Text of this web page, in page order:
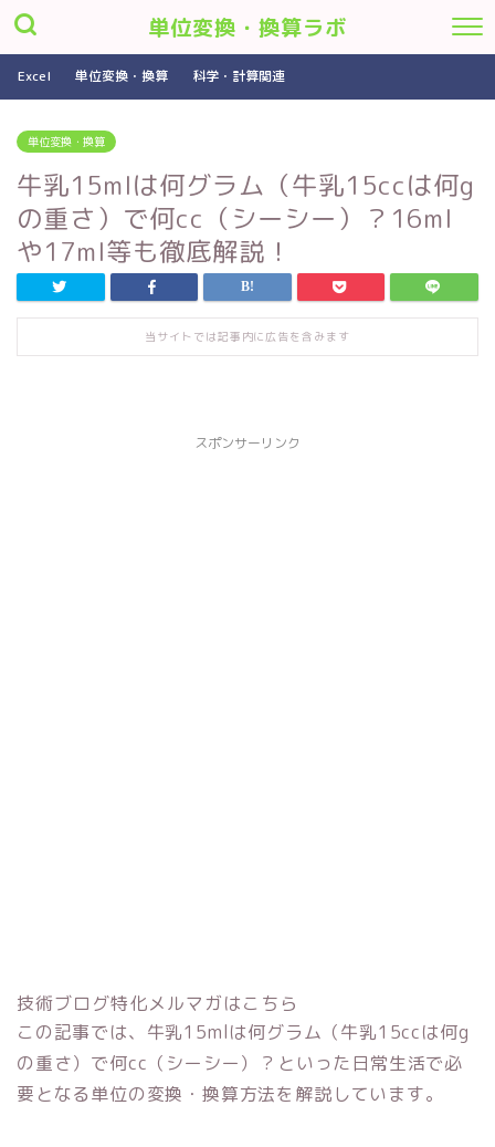
単位変換・換算ラボ
Excel 単位変換・換算 科学・計算関連
単位変換・換算
牛乳15mlは何グラム（牛乳15ccは何g
の重さ）で何cc（シーシー）？16ml
や17ml等も徹底解説！
当サイトでは記事内に広告を含みます
スポンサーリンク
技術ブログ特化メルマガはこちら
この記事では、牛乳15mlは何グラム（牛乳15ccは何g
の重さ）で何cc（シーシー）？といった日常生活で必
要となる単位の変換・換算方法を解説しています。